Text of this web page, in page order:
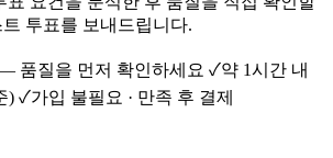
투표를 보내드립니다.
품질을 먼저 확인하세요 ✓약 1시간 내
) ✓가입 불필요 · 만족 후 결제